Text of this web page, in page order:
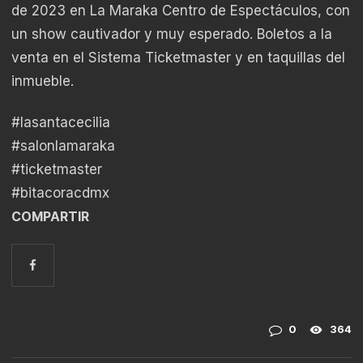
de 2023 en La Maraka Centro de Espectáculos, con
un show cautivador y muy esperado. Boletos a la
venta en el Sistema Ticketmaster y en taquillas del
inmueble.
#lasantacecilia
#salonlamaraka
#ticketmaster
#bitacoracdmx
COMPARTIR
0 364